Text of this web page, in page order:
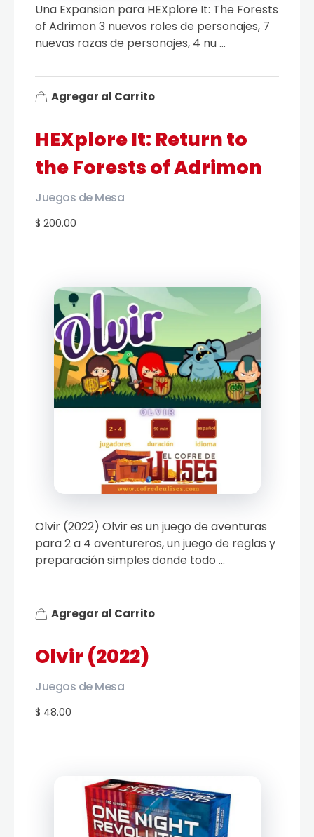
HEXplore It: Return to
the Forests of Adrimon
$ 200.00
Juegos de Mesa
Una Expansion para HEXplore It: The Forests
of Adrimon 3 nuevos roles de personajes, 7
nuevas razas de personajes, 4 nu ...
Agregar al Carrito
Olvir (2022)
$ 48.00
Juegos de Mesa
Olvir (2022) Olvir es un juego de aventuras
para 2 a 4 aventureros, un juego de reglas y
preparación simples donde todo ...
Agregar al Carrito